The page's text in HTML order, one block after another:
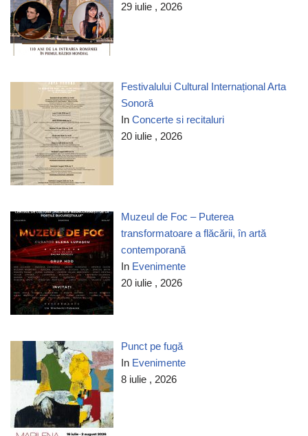
29 iulie , 2026
Festivalului Cultural Internațional Arta
Sonoră
InConcerte si recitaluri
20 iulie , 2026
Muzeul de Foc – Puterea
transformatoare a flăcării, în artă
contemporană
In Evenimente
20 iulie , 2026
Punct pe fugă
In Evenimente
8 iulie , 2026